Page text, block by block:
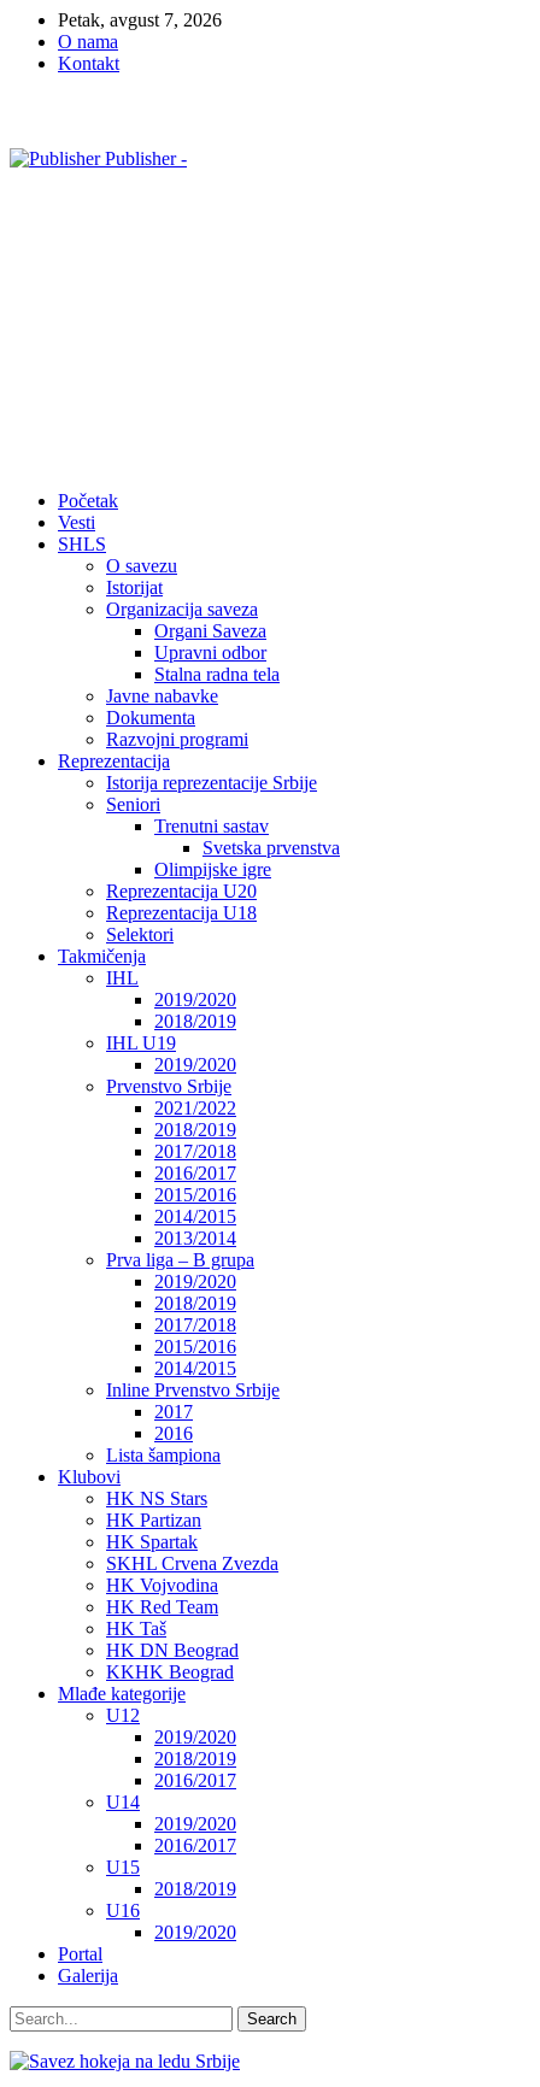
Petak, avgust 7, 2026
O nama
Kontakt
Publisher -
Početak
Vesti
SHLS
O savezu
Istorijat
Organizacija saveza
Organi Saveza
Upravni odbor
Stalna radna tela
Javne nabavke
Dokumenta
Razvojni programi
Reprezentacija
Istorija reprezentacije Srbije
Seniori
Trenutni sastav
Svetska prvenstva
Olimpijske igre
Reprezentacija U20
Reprezentacija U18
Selektori
Takmičenja
IHL
2019/2020
2018/2019
IHL U19
2019/2020
Prvenstvo Srbije
2021/2022
2018/2019
2017/2018
2016/2017
2015/2016
2014/2015
2013/2014
Prva liga – B grupa
2019/2020
2018/2019
2017/2018
2015/2016
2014/2015
Inline Prvenstvo Srbije
2017
2016
Lista šampiona
Klubovi
HK NS Stars
HK Partizan
HK Spartak
SKHL Crvena Zvezda
HK Vojvodina
HK Red Team
HK Taš
HK DN Beograd
KKHK Beograd
Mlađe kategorije
U12
2019/2020
2018/2019
2016/2017
U14
2019/2020
2016/2017
U15
2018/2019
U16
2019/2020
Portal
Galerija